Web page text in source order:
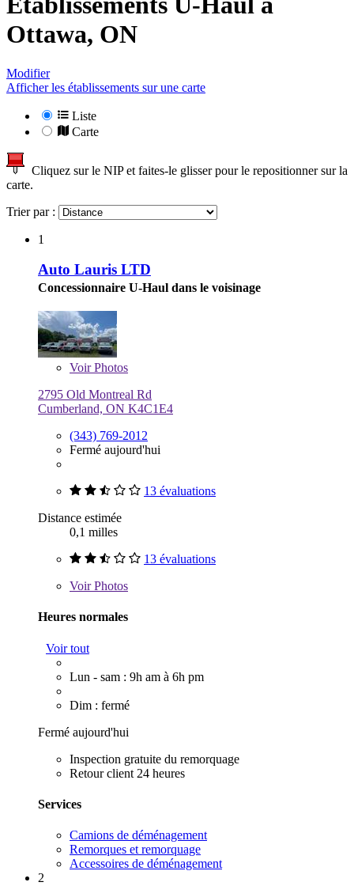
Ottawa, ON
Modifier
Afficher les établissements sur une carte
Liste
Carte
Cliquez sur le NIP et faites-le glisser pour le repositionner sur la
carte.
Trier par :
1
Auto Lauris LTD
Concessionnaire U-Haul dans le voisinage
VoirPhotos
2795 Old Montreal Rd
Cumberland, ON K4C1E4
(343) 769-2012
Fermé aujourd'hui
13 évaluations
Distance estimée
0,1 milles
13 évaluations
VoirPhotos
Heures normales
Voir tout
Lun - sam : 9h am à 6h pm
Dim : fermé
Fermé aujourd'hui
Inspection gratuite du remorquage
Retour client 24 heures
Services
Camions de déménagement
Remorques et remorquage
Accessoires de déménagement
2